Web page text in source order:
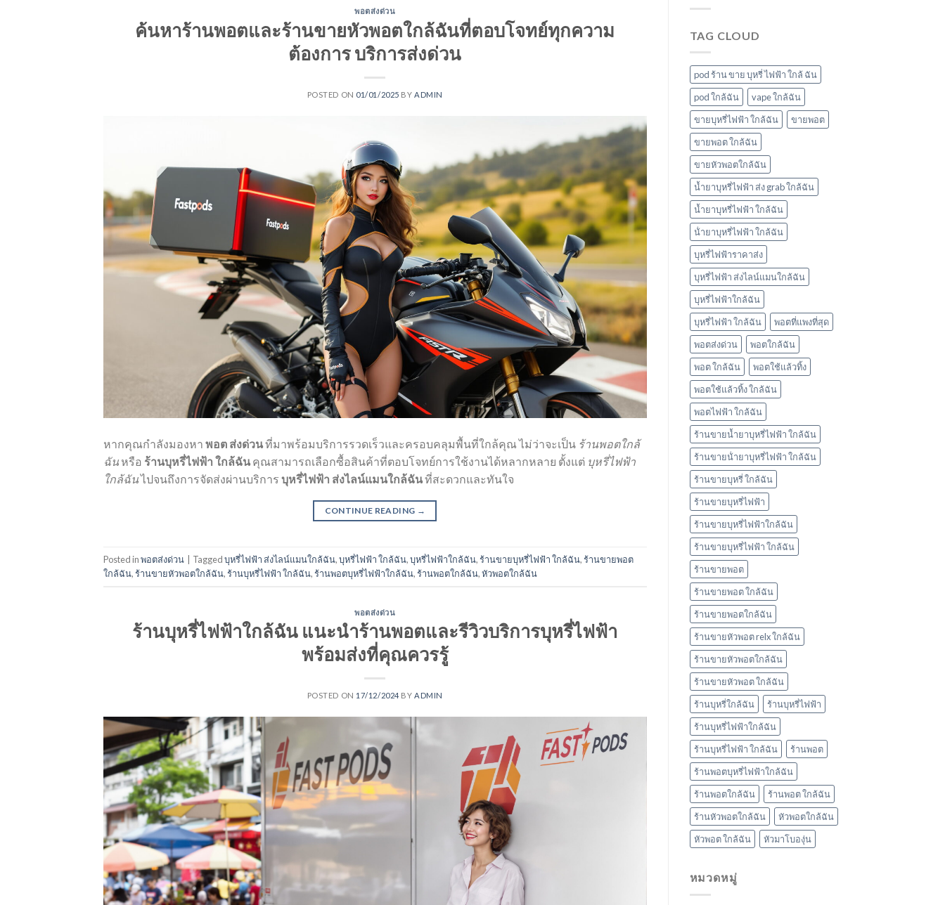
พอตส่งด่วน
ค้นหาร้านพอตและร้านขายหัวพอตใกล้ฉันที่ตอบโจทย์ทุกความ
ต้องการ บริการส่งด่วน
POSTED ON 01/01/2025 BY ADMIN
หากคุณกำลังมองหา พอต ส่งด่วนที่มาพร้อมบริการรวดเร็วและครอบคลุมพื้นที่ใกล้คุณ ไม่ว่าจะเป็น ร้านพอตใกล้
ฉัน หรือ ร้านบุหรี่ไฟฟ้า ใกล้ฉัน คุณสามารถเลือกซื้อสินค้าที่ตอบโจทย์การใช้งานได้หลากหลาย ตั้งแต่ บุหรี่ไฟฟ้า
ใกล้ฉันไปจนถึงการจัดส่งผ่านบริการ บุหรี่ไฟฟ้า ส่งไลน์แมนใกล้ฉันที่สะดวกและทันใจ
CONTINUE READING →
Posted inพอตส่งด่วน Taggedบุหรี่ไฟฟ้า ส่งไลน์แมนใกล้ฉัน,บุหรี่ไฟฟ้า ใกล้ฉัน,บุหรี่ไฟฟ้าใกล้ฉัน,ร้านขายบุหรี่ไฟฟ้า ใกล้ฉัน,ร้านขายพอต
ใกล้ฉัน,ร้านขายหัวพอตใกล้ฉัน,ร้านบุหรี่ไฟฟ้า ใกล้ฉัน,ร้านพอตบุหรี่ไฟฟ้าใกล้ฉัน,ร้านพอตใกล้ฉัน,หัวพอตใกล้ฉัน
พอตส่งด่วน
ร้านบุหรี่ไฟฟ้าใกล้ฉัน แนะนำร้านพอตและรีวิวบริการบุหรี่ไฟฟ้า
พร้อมส่งที่คุณควรรู้
POSTED ON 17/12/2024 BYADMIN
โบ
มี
กลิ่น
อะไร
บ้าง
พอต
แล้ว
ทิ้ง
marbo
TAG CLOUD
pod ร้าน ขาย บุหรี่ ไฟฟ้า ใกล้ ฉัน
pod ใกล้ฉัน
vape ใกล้ฉัน
ขายบุหรี่ไฟฟ้า ใกล้ฉัน
ขายพอต
ขายพอต ใกล้ฉัน
ขายหัวพอตใกล้ฉัน
น้ำยาบุหรี่ไฟฟ้า ส่ง grab ใกล้ฉัน
น้ำยาบุหรี่ไฟฟ้า ใกล้ฉัน
น้ํายาบุหรี่ไฟฟ้า ใกล้ฉัน
บุหรี่ไฟฟ้าราคาส่ง
บุหรี่ไฟฟ้า ส่งไลน์แมนใกล้ฉัน
บุหรี่ไฟฟ้าใกล้ฉัน
บุหรี่ไฟฟ้า ใกล้ฉัน
พอตที่แพงที่สุด
พอตส่งด่วน
พอตใกล้ฉัน
พอต ใกล้ฉัน
พอตใช้แล้วทิ้ง
พอตใช้แล้วทิ้ง ใกล้ฉัน
พอตไฟฟ้า ใกล้ฉัน
ร้านขายน้ำยาบุหรี่ไฟฟ้า ใกล้ฉัน
ร้านขายน้ํายาบุหรี่ไฟฟ้า ใกล้ฉัน
ร้านขายบุหรี่ ใกล้ฉัน
ร้านขายบุหรี่ไฟฟ้า
ร้านขายบุหรี่ไฟฟ้าใกล้ฉัน
ร้านขายบุหรี่ไฟฟ้า ใกล้ฉัน
ร้านขายพอต
ร้านขายพอต ใกล้ฉัน
ร้านขายพอตใกล้ฉัน
ร้านขายหัวพอต relx ใกล้ฉัน
ร้านขายหัวพอตใกล้ฉัน
ร้านขายหัวพอต ใกล้ฉัน
ร้านบุหรี่ใกล้ฉัน
ร้านบุหรี่ไฟฟ้า
ร้านบุหรี่ไฟฟ้าใกล้ฉัน
ร้านบุหรี่ไฟฟ้า ใกล้ฉัน
ร้านพอต
ร้านพอตบุหรี่ไฟฟ้าใกล้ฉัน
ร้านพอตใกล้ฉัน
ร้านพอต ใกล้ฉัน
ร้านหัวพอตใกล้ฉัน
หัวพอตใกล้ฉัน
หัวพอต ใกล้ฉัน
หัวมาโบองุ่น
หมวดหมู่